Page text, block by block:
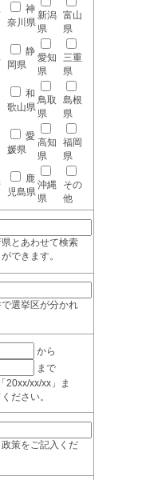
神
奈川県
新潟
県
富山
県
静
岡県
愛知
県
三重
県
和
歌山県
鳥取
県
島根
県
愛
媛県
高知
県
福岡
県
鹿
児島県
沖縄
県
その
他
とあわせて検索
できます。
選挙区が分かれ
から
まで
xx/xx」ま
ださい。
策をご記入くだ